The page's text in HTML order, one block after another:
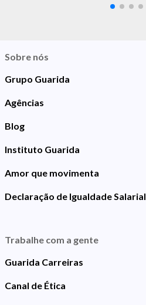
Sobre nós
Grupo Guarida
Agências
Blog
Instituto Guarida
Amor que movimenta
Declaração de Igualdade Salarial
Trabalhe com a gente
Guarida Carreiras
Canal de Ética